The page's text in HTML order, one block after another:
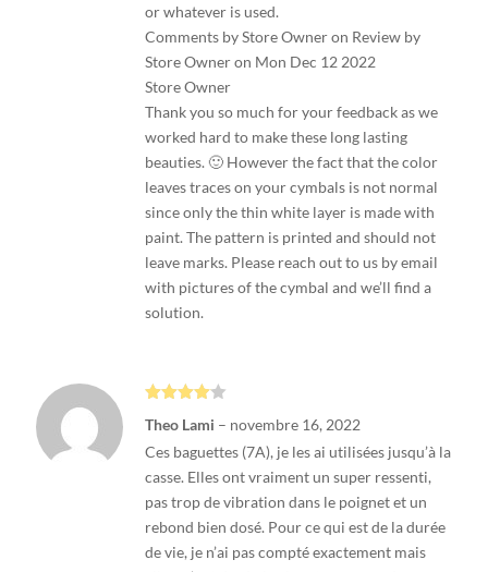
or whatever is used.
Comments by Store Owner on Review by
Store Owner on Mon Dec 12 2022
Store Owner
Thank you so much for your feedback as we
worked hard to make these long lasting
beauties. 🙂 However the fact that the color
leaves traces on your cymbals is not normal
since only the thin white layer is made with
paint. The pattern is printed and should not
leave marks. Please reach out to us by email
with pictures of the cymbal and we’ll find a
solution.
sur 5
Theo Lami – novembre 16, 2022
Ces baguettes (7A), je les ai utilisées jusqu’à la
casse. Elles ont vraiment un super ressenti,
pas trop de vibration dans le poignet et un
rebond bien dosé. Pour ce qui est de la durée
de vie, je n’ai pas compté exactement mais